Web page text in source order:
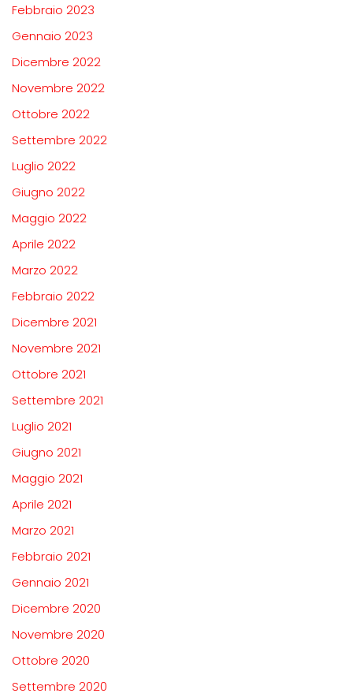
Febbraio 2023
Gennaio 2023
Dicembre 2022
Novembre 2022
Ottobre 2022
Settembre 2022
Luglio 2022
Giugno 2022
Maggio 2022
Aprile 2022
Marzo 2022
Febbraio 2022
Dicembre 2021
Novembre 2021
Ottobre 2021
Settembre 2021
Luglio 2021
Giugno 2021
Maggio 2021
Aprile 2021
Marzo 2021
Febbraio 2021
Gennaio 2021
Dicembre 2020
Novembre 2020
Ottobre 2020
Settembre 2020